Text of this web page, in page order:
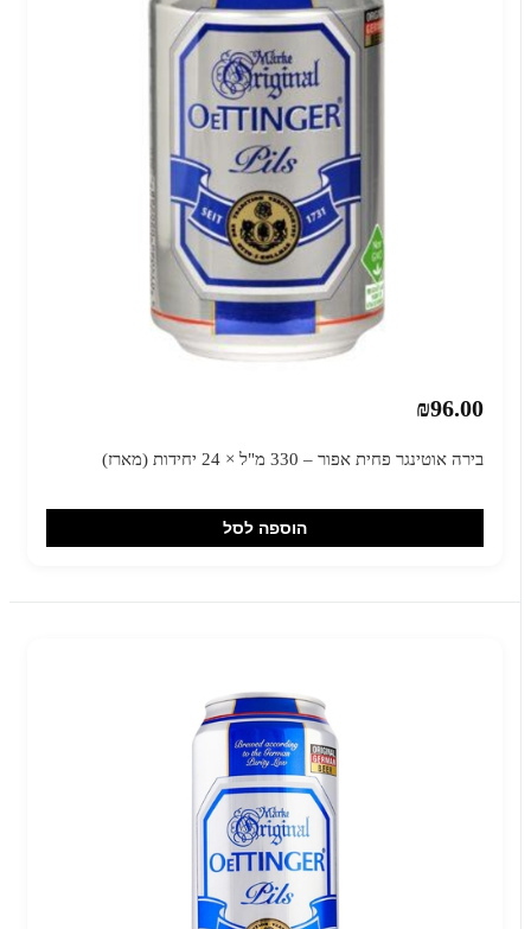
₪96.00
בירה אוטינגר פחית אפור – 330 מ"ל × 24 יחידות (מארז)
הוספה לסל